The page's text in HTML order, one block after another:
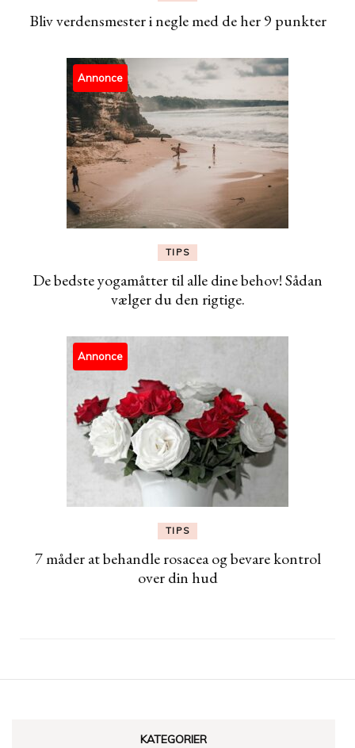
Bliv verdensmester i negle med de her 9 punkter
Annonce
TIPS
De bedste yogamåtter til alle dine behov! Sådan
vælger du den rigtige.
Annonce
TIPS
7 måder at behandle rosacea og bevare kontrol
over din hud
KATEGORIER